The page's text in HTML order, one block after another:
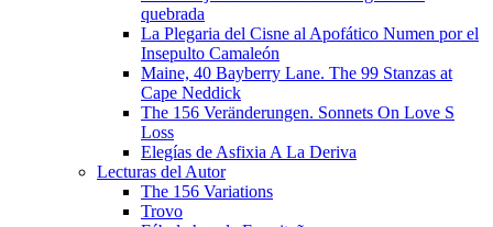
quebrada
La Plegaria del Cisne al Apofático Numen por el
Insepulto Camaleón
Maine, 40 Bayberry Lane. The 99 Stanzas at
Cape Neddick
The 156 Veränderungen. Sonnets On Love S
Loss
Elegías de Asfixia A La Deriva
Lecturas del Autor
The 156 Variations
Trovo